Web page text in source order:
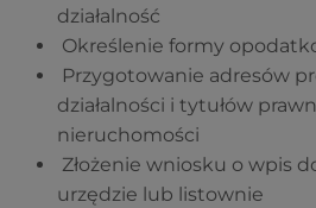
działalność
Określenie formy
Przygotowanie adresów
działalności i tytułów
nieruchomości
Złożenie wniosku o wpis
urzędzie lub listownie